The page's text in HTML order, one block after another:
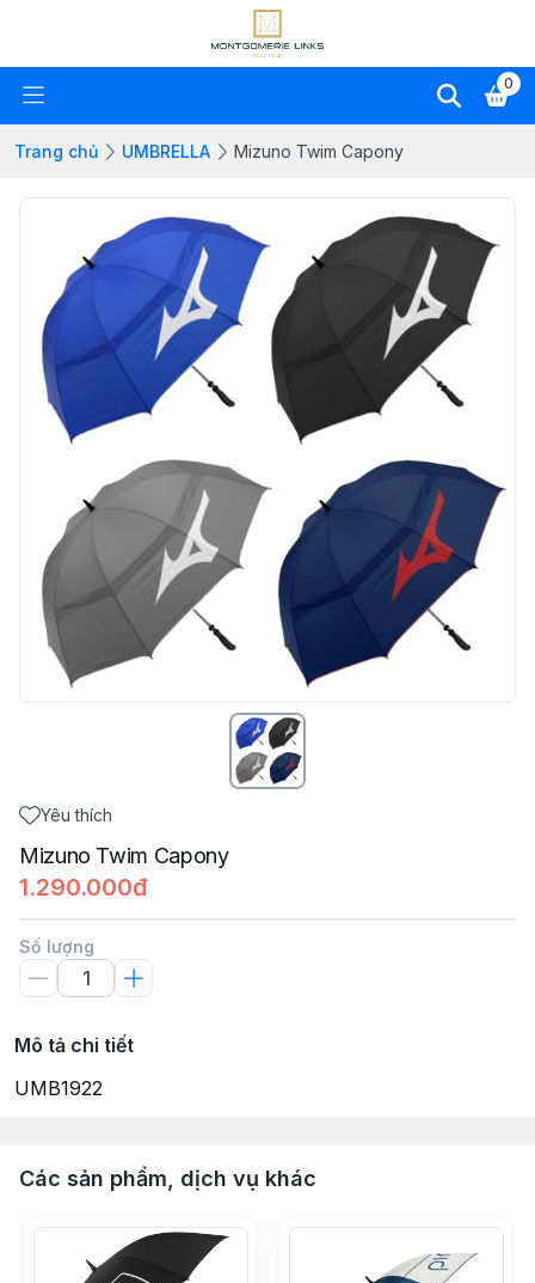
0
Trang chủ UMBRELLA Mizuno Twim Capony
Yêu thích
Mizuno Twim Capony
1.290.000đ
Số lượng
Mô tả chi tiết
UMB1922
Các sản phẩm, dịch vụ khác